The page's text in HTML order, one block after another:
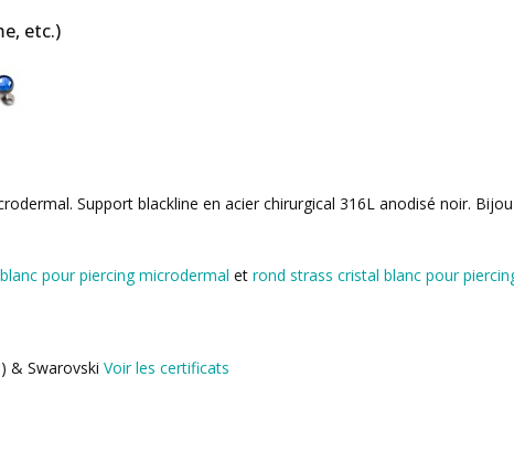
etc.)
Support blackline en acier chirurgical 316L anodisé noir.
pour piercing microdermal et rond strass cristal blanc pour
& Swarovski Voir les certificats